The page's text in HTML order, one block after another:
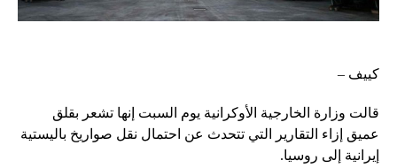
كييف –
قالت وزارة الخارجية الأوكرانية يوم السبت إنها تشعر بقلق
عميق إزاء التقارير التي تتحدث عن احتمال نقل صواريخ باليستية
إيرانية إلى روسيا.